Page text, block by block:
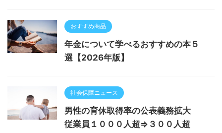
おすすめ商品
年金について学べるおすすめの本５
選【2026年版】
社会保障ニュース
男性の育休取得率の公表義務拡大
従業員１０００人超⇒３００人超